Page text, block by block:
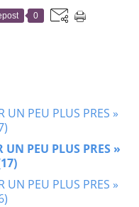
0
UN PEU PLUS PRES »